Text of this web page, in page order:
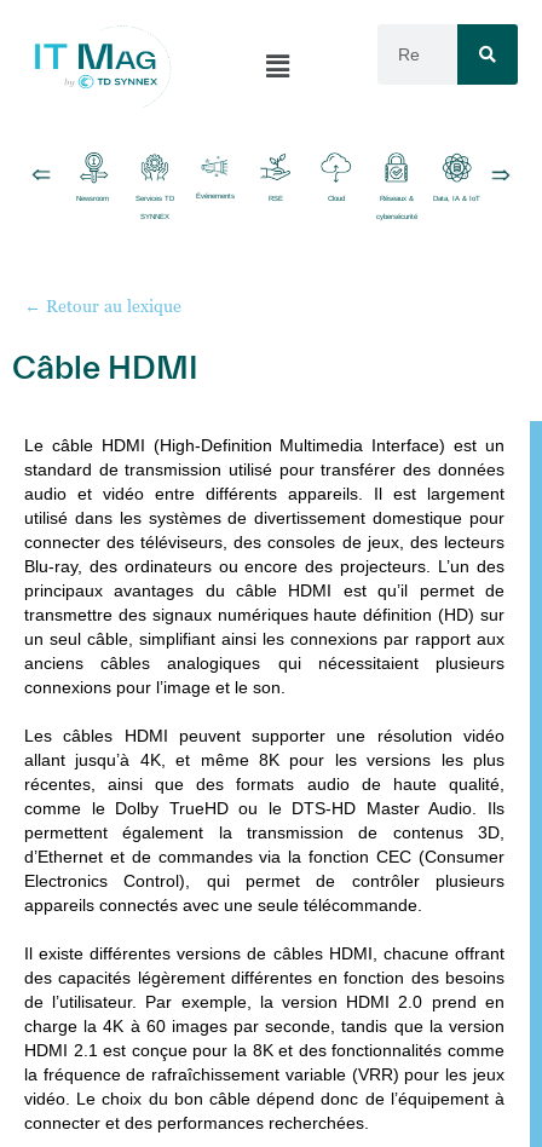
Newsroom Services TD
SYNNEX
Événements RSE Cloud Réseaux &
cybersécurité
Data, IA & IoT
← Retour au lexique
Câble HDMI
Le câble HDMI (High-Definition Multimedia Interface) est un
standard de transmission utilisé pour transférer des données
audio et vidéo entre différents appareils. Il est largement
utilisé dans les systèmes de divertissement domestique pour
connecter des téléviseurs, des consoles de jeux, des lecteurs
Blu-ray, des ordinateurs ou encore des projecteurs. L’un des
principaux avantages du câble HDMI est qu’il permet de
transmettre des signaux numériques haute définition (HD) sur
un seul câble, simplifiant ainsi les connexions par rapport aux
anciens câbles analogiques qui nécessitaient plusieurs
connexions pour l’image et le son.
Les câbles HDMI peuvent supporter une résolution vidéo
allant jusqu’à 4K, et même 8K pour les versions les plus
récentes, ainsi que des formats audio de haute qualité,
comme le Dolby TrueHD ou le DTS-HD Master Audio. Ils
permettent également la transmission de contenus 3D,
d’Ethernet et de commandes via la fonction CEC (Consumer
Electronics Control), qui permet de contrôler plusieurs
appareils connectés avec une seule télécommande.
Il existe différentes versions de câbles HDMI, chacune offrant
des capacités légèrement différentes en fonction des besoins
de l’utilisateur. Par exemple, la version HDMI 2.0 prend en
charge la 4K à 60 images par seconde, tandis que la version
HDMI 2.1 est conçue pour la 8K et des fonctionnalités comme
la fréquence de rafraîchissement variable (VRR) pour les jeux
vidéo. Le choix du bon câble dépend donc de l’équipement à
connecter et des performances recherchées.